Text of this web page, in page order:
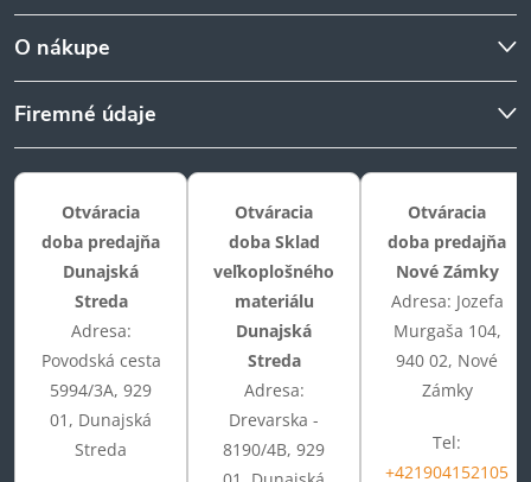
O nákupe
Firemné údaje
Otváracia
doba predajňa
Dunajská
Streda
Adresa:
Povodská cesta
5994/3A, 929
01, Dunajská
Streda
Otváracia
doba Sklad
veľkoplošného
materiálu
Dunajská
Streda
Adresa:
Drevarska -
8190/4B, 929
Otváracia
doba predajňa
Nové Zámky
Adresa: Jozefa
Murgaša 104,
940 02, Nové
Zámky
Tel:
+421904152105